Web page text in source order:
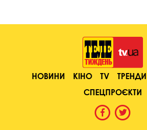
НОВИНИ КІНО TV ТРЕНДИ
СПЕЦПРОЄКТИ